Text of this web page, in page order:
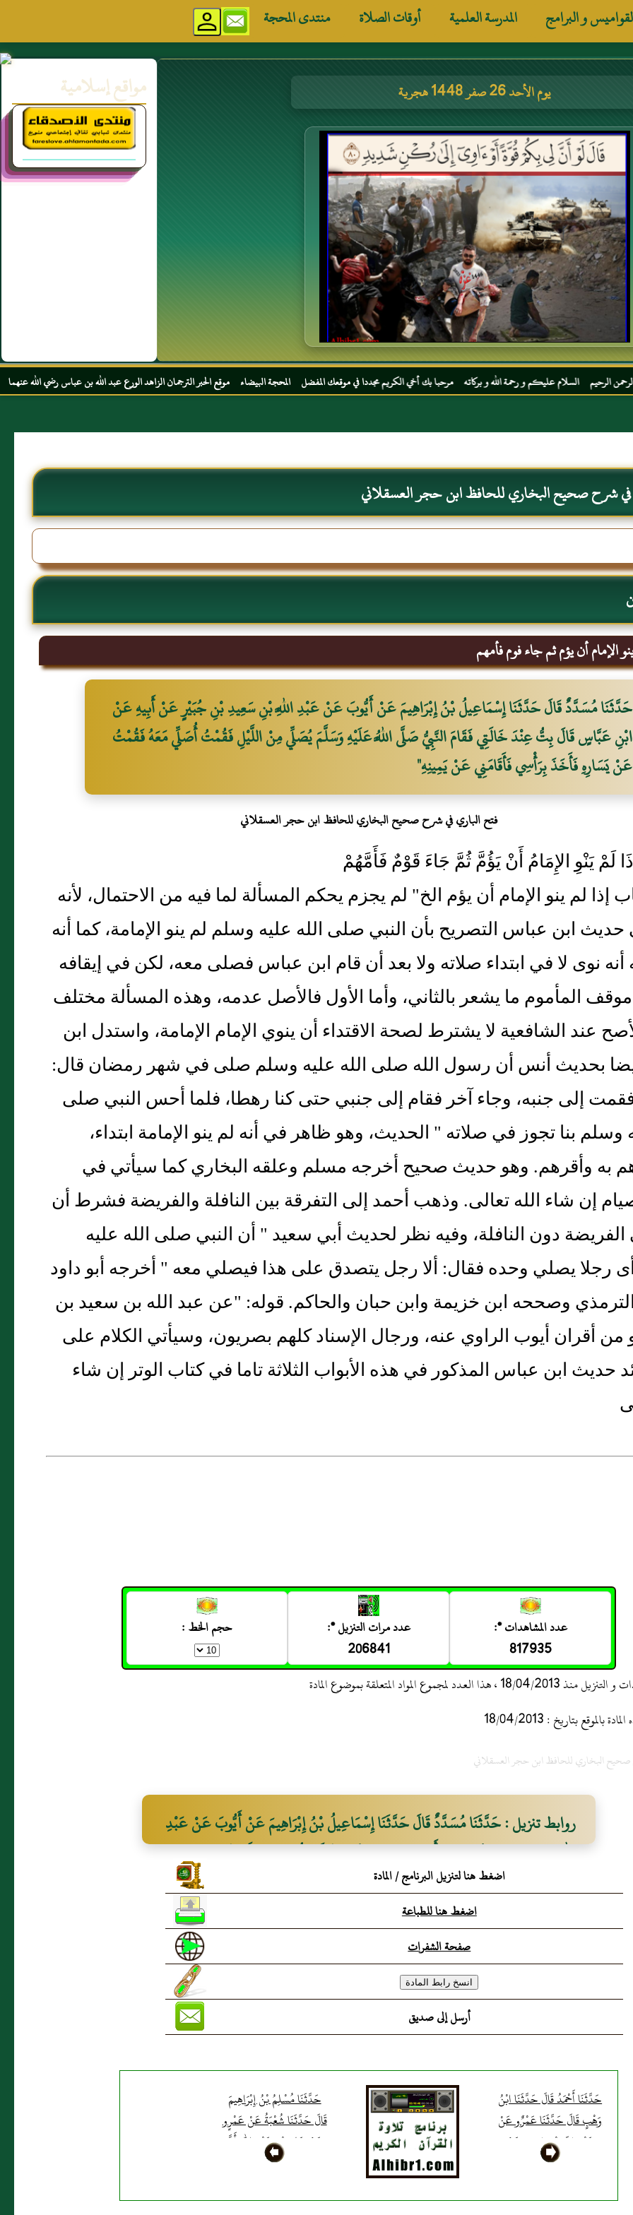
و البرامج المدرسة العلمية أوقات الصلاة منتدى المحجة
يوم الأحد 26 صفر 1448 هجرية مواقع إسلامية
عليكم و رحمة الله و بركاته مرحبا بك أخي الكريم مجددا في موقعك المفضل المحجة البيضاء موقع الحبر الترجمان الزاهد الورع عبد الله بن عباس رضي الله عنهما
في شرح صحيح البخاري للحافظ ابن حجر العسقلاني
الإمام أن يؤم ثم جاء فوم فأمهم
حَدَّثَنَا مُسَدَّدٌ قَالَ حَدَّثَنَا إِسْمَاعِيلُ بْنُ إِبْرَاهِيمَ عَنْ أَيُّوبَ عَنْ عَبْدِ اللَّهِ بْنِ سَعِيدِ بْنِ جُبَيْرٍ عَنْ أَبِيهِ عَنْ
ابْنِ عَبَّاسٍ قَالَ بِتُّ عِنْدَ خَالَتِي فَقَامَ النَّبِيُّ صَلَّى اللَّهُ عَلَيْهِ وَسَلَّمَ يُصَلِّي مِنْ اللَّيْلِ فَقُمْتُ أُصَلِّي مَعَهُ فَقُمْتُ
عَنْ يَسَارِهِ فَأَخَذَ بِرَأْسِي فَأَقَامَنِي عَنْ يَمِينِهِ"
فتح الباري في شرح صحيح البخاري للحافظ ابن حجر العسقلاني
لَمْ يَنْوِ الإِمَامُ أَنْ يَؤُمَّ ثُمَّ جَاءَ قَوْمٌ فَأَمَّهُمْ
إذا لم ينو الإمام أن يؤم الخ" لم يجزم يحكم المسألة لما فيه من الاحتمال، لأنه
ابن عباس التصريح بأن النبي صلى الله عليه وسلم لم ينو الإمامة، كما أنه
نوى لا في ابتداء صلاته ولا بعد أن قام ابن عباس فصلى معه، لكن في إيقافه
موقف المأموم ما يشعر بالثاني، وأما الأول فالأصل عدمه، وهذه المسألة مختلف
عند الشافعية لا يشترط لصحة الاقتداء أن ينوي الإمام الإمامة، واستدل ابن
بحديث أنس أن رسول الله صلى الله عليه وسلم صلى في شهر رمضان قال:
إلى جنبه، وجاء آخر فقام إلى جنبي حتى كنا رهطا، فلما أحس النبي صلى
وسلم بنا تجوز في صلاته " الحديث، وهو ظاهر في أنه لم ينو الإمامة ابتداء،
هم به وأقرهم. وهو حديث صحيح أخرجه مسلم وعلقه البخاري كما سيأتي في
إن شاء الله تعالى. وذهب أحمد إلى التفرقة بين النافلة والفريضة فشرط أن
دون النافلة، وفيه نظر لحديث أبي سعيد " أن النبي صلى الله عليه
رجلا يصلي وحده فقال: ألا رجل يتصدق على هذا فيصلي معه " أخرجه أبو داود
وصححه ابن خزيمة وابن حبان والحاكم. قوله: "عن عبد الله بن سعيد بن
من أقران أيوب الراوي عنه، ورجال الإسناد كلهم بصريون، وسيأتي الكلام على
حديث ابن عباس المذكور في هذه الأبواب الثلاثة تاما في كتاب الوتر إن شاء
عدد المشاهدات *:
817935
عدد مرات التنزيل *:
206841
حجم الخط :
العدد لمجموع المواد المتعلقة بموضوع المادة
بتاريخ : 18/04/2013
صحيح البخاري للحافظ ابن حجر العسقلاني
روابط تنزيل : حَدَّثَنَا مُسَدَّدٌ قَالَ حَدَّثَنَا إِسْمَاعِيلُ بْنُ إِبْرَاهِيمَ عَنْ أَيُّوبَ عَنْ عَبْدِ
اللَّهِ بْنِ سَعِيدِ بْنِ جُبَيْرٍ عَنْ أَبِيهِ عَنْ ابْنِ عَبَّاسٍ قَالَ بِتُّ عِنْدَ خَالَتِي فَقَامَ النَّبِيُّ
صَلَّى اللَّهُ عَلَيْهِ وَسَلَّمَ يُصَلِّي مِنْ اللَّيْلِ فَقُمْتُ أُصَلِّي مَعَهُ فَقُمْتُ عَنْ يَسَارِهِ فَأَخَذَ
بِرَأْسِي فَأَقَامَنِي عَنْ يَمِينِهِ"
اضغط هنا لتنزيل البرنامج / المادة
اضغط هنا للطباعة
صفحة الشفرات
أرسل إلى صديق
حَدَّثَنَا أَحْمَدُ قَالَ حَدَّثَنَا ابْنُ
وَهْبٍ قَالَ حَدَّثَنَا عَمْرٌو عَنْ
عَبْدِ رَبِّهِ بْنِ سَعِيدٍ عَنْ
مَخْرَمَةَ بْنِ سُلَيْمَانَ عَنْ
ابْنِ عَبَّاسٍ رَضِيَ اللَّهُ عَنْهُمَا
حَدَّثَنَا مُسْلِمُ بْنُ إِبْرَاهِيمَ
قَالَ حَدَّثَنَا شُعْبَةُ عَنْ عَمْرٍو
عَنْ جَابِرِ بْنِ عَبْدِ اللَّهِ أَنَّ
مُعَاذَ بْنَ جَبَلٍ كَانَ يُصَلِّي مَعَ
ثُمَّ يَرْجِعُ فَيَؤُمُّ قَوْمَهُ"